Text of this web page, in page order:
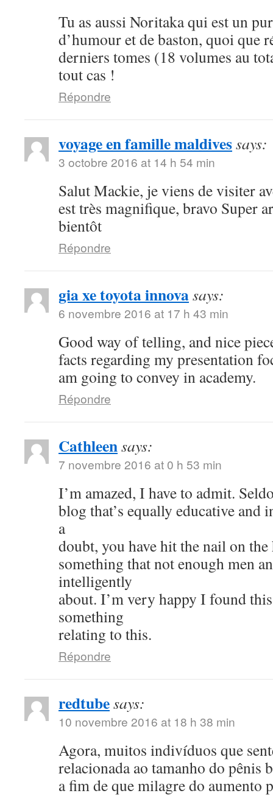
Tu as aussi Noritaka qui est un
d’humour et de baston, quoi que
derniers tomes (18 volumes au
tout cas !
Répondre
voyage en famille maldivessays:
3 octobre 2016 at 14 h 54 min
Salut Mackie, je viens de visiter
est très magnifique, bravo Super
bientôt
Répondre
gia xe toyota innovasays:
6 novembre 2016 at 17 h 43 min
Good way of telling, and nice
facts regarding my presentation
am going to convey in academy.
Répondre
Cathleensays:
7 novembre 2016 at 0 h 53 min
I’m amazed, I have to admit.
blog that’s equally educative and
a
doubt, you have hit the nail on the
something that not enough men
intelligently
about. I’m very happy I found
something
relating to this.
Répondre
redtubesays:
10 novembre 2016 at 18 h 38 min
Agora, muitos indivíduos que
relacionada ao tamanho do pênis
a fim de que milagre do aumento